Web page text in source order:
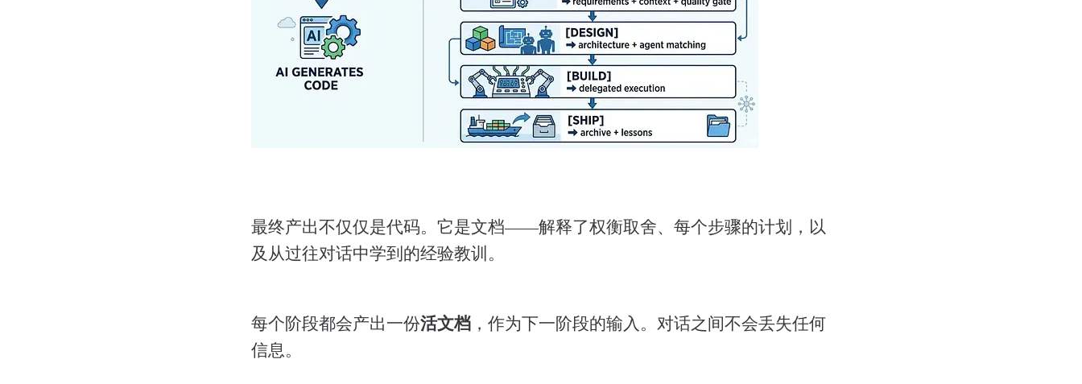
最终产出不仅仅是代码。它是文档——解释了权衡取舍、每个步骤的计划，以
及从过往对话中学到的经验教训。
每个阶段都会产出一份活文档 ，作为下一阶段的输入。对话之间不会丢失任何
信息。